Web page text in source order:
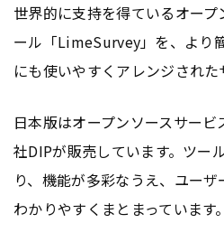
世界的に支持を得ているオー
ール「LimeSurvey」を、より
にも使いやすくアレンジされた
日本版はオープンソースサー
社DIPが販売しています。ツー
り、機能が多彩なうえ、ユー
わかりやすくまとまっています。